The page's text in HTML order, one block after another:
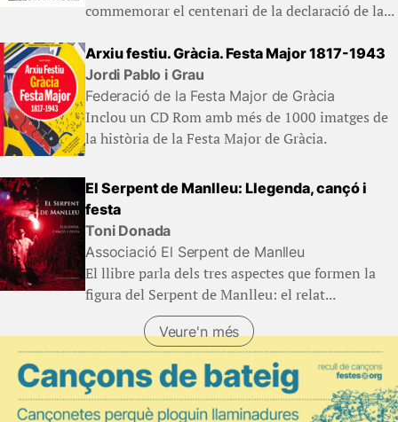
commemorar el centenari de la declaració de la...
Arxiu festiu. Gràcia. Festa Major 1817-1943
Jordi Pablo i Grau
Federació de la Festa Major de Gràcia
Inclou un CD Rom amb més de 1000 imatges de
la història de la Festa Major de Gràcia.
El Serpent de Manlleu: Llegenda, cançó i
festa
Toni Donada
Associació El Serpent de Manlleu
El llibre parla dels tres aspectes que formen la
figura del Serpent de Manlleu: el relat...
Veure'n més